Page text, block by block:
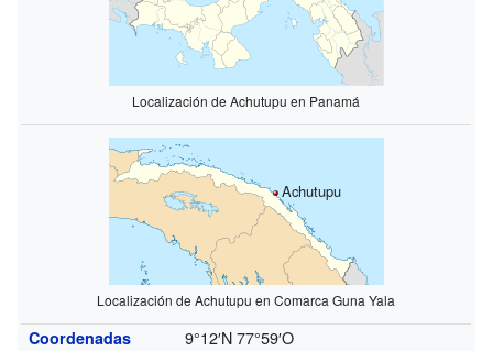
Localización de Achutupu en Panamá
Achutupu
Localización de Achutupu en Comarca Guna Yala
Coordenadas 9°12′N 77°59′O